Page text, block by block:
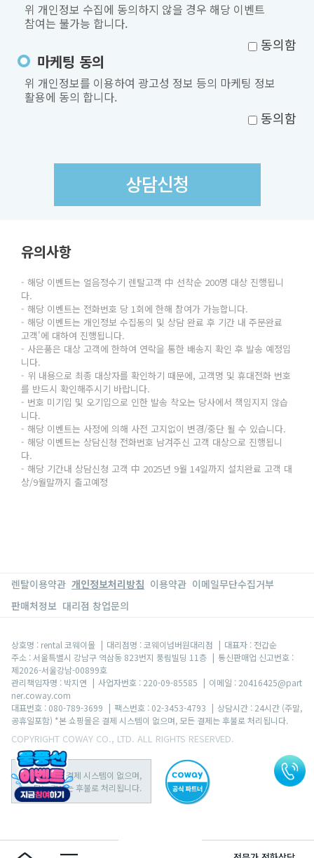
위 개인정보 수집에 동의하지 않을 경우 해당 이벤트
참여는 불가능 합니다.
동의함
마케팅 동의
위 개인정보를 이용하여 광고성 정보 등의 마케팅 정보
활용에 동의 합니다.
동의함
유의사항
- 해당 이벤트는 얼음정수기 렌탈고객 中 선착순 200명 대상 진행됩니
다.
- 해당 이벤트는 전화번호 당 1회에 한해 참여가 가능합니다.
- 해당 이벤트는 개인정보 수집동의 및 상담 완료 후 기간 내 주문완료
고객'에 대하여 진행됩니다.
- 사은품은 대상 고객에 한하여 연락을 통한 배송지 확인 후 발송 예정입
니다.
- 위 내용으로 최종 대상자를 확인하기 때문에, 고객명 및 휴대전화 번호
를 반드시 확인해주시기 바랍니다.
- 번호 미기입 및 오기입으로 인한 발송 착오는 당사에서 책임지지 않습
니다.
- 해당 이벤트는 사정에 의해 사전 고지없이 변경/중단 될 수 있습니다.
- 해당 이벤트는 상담신청 전화번호 남겨주신 고객 대상으로 진행됩니
다.
- 해당 기간내 상담신청 고객 中 2025년 9월 14일까지 설치완료 고객 대
상/9월말까지 출고예정
렌탈이용약관 개인정보처리방침 이용약관 이메일무단수집거부
판매처정보 대리점 창업문의
상호명 : rental 코웨이몰 | 대리점명 : 코웨이넘버원대리점 | 대표자 : 전갑순
주소 : 서울특별시 강남구 역삼동 823번지 풍림빌딩 11층 | 통신판매업 신고번호 :
제2026-서울강남-00899호
관리책임자명 : 박지연 | 사업자번호 : 220-09-85585 | 이메일 : 20416425@part
ner.coway.com
대표번호 : 080-789-3699 | 팩스번호 : 02-3453-4793 | 상담시간 : 24시간 (주말,
공휴일포함) *본 쇼핑몰은 결제 시스템이 없으며, 모든 결제는 후불로 처리됩니다.
COPYRIGHT COWAY CO., LTD. ALL RIGHTS RESERVED.
본 쇼핑몰은 결제 시스템이 없으며,
모든 결제는 후불로 처리됩니다.